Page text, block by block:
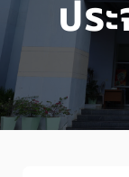
ปร